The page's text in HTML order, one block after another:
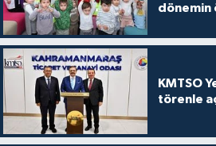
dönemin
KMTSO
törenle